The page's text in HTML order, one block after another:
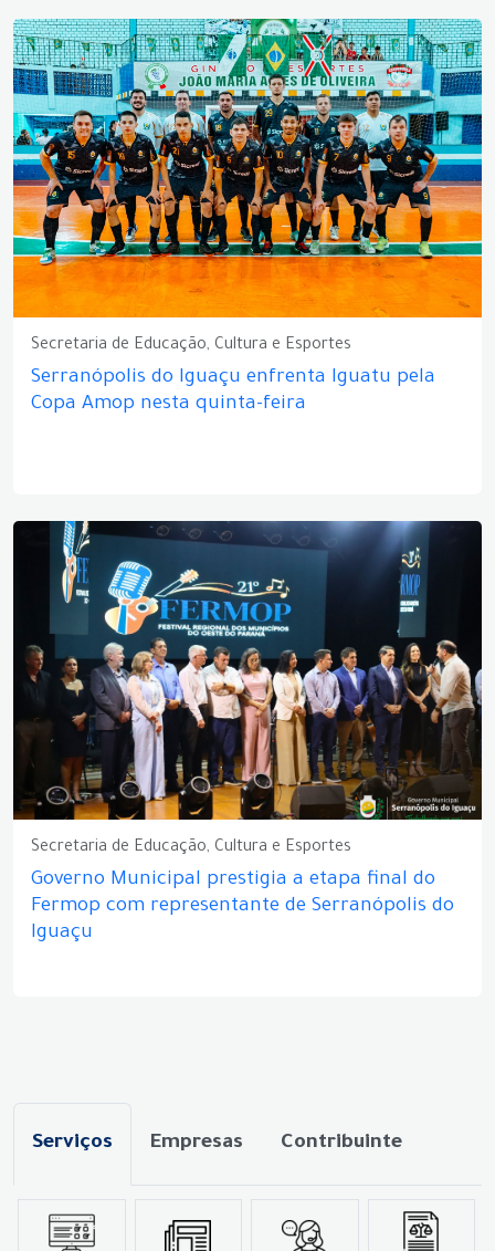
Secretaria de Educação, Cultura e Esportes
Serranópolis do Iguaçu enfrenta Iguatu pela
Copa Amop nesta quinta-feira
Secretaria de Educação, Cultura e Esportes
Governo Municipal prestigia a etapa final do
Fermop com representante de Serranópolis do
Iguaçu
Serviços Empresas Contribuinte